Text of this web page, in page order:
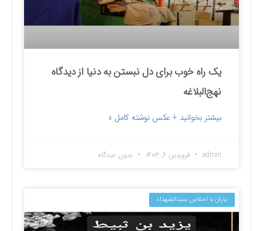
یک راه خوب برای دل نبستن به دنیا از دیدگاه
نهج‌البلاغه
بیشتر بخوانید + عکس نوشته کامل »
admin فروردین ۶, ۱۴۰۳ بدون دیدگاه
یاران با اخلاص سیدالشهداء